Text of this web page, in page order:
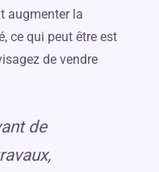
augmenter la
ce qui peut être est
de vendre
de